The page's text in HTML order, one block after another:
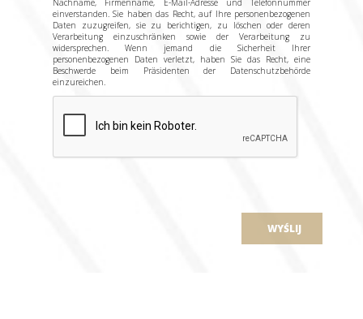
Nachname, Firmenname, E-Mail-Adresse und Telefonnummer
einverstanden. Sie haben das Recht, auf Ihre personenbezogenen
Daten zuzugreifen, sie zu berichtigen, zu löschen oder deren
Verarbeitung einzuschränken sowie der Verarbeitung zu
widersprechen. Wenn jemand die Sicherheit Ihrer
personenbezogenen Daten verletzt, haben Sie das Recht, eine
Beschwerde beim Präsidenten der Datenschutzbehörde
einzureichen.
WYŚLIJ